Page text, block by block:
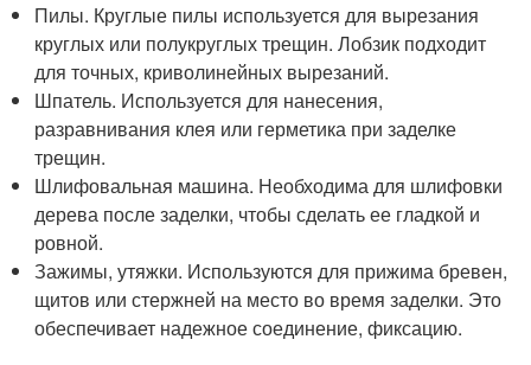
Пилы. Круглые пилы используется для вырезания
круглых или полукруглых трещин. Лобзик подходит
для точных, криволинейных вырезаний.
Шпатель. Используется для нанесения,
разравнивания клея или герметика при заделке
трещин.
Шлифовальная машина. Необходима для шлифовки
дерева после заделки, чтобы сделать ее гладкой и
ровной.
Зажимы, утяжки. Используются для прижима бревен,
щитов или стержней на место во время заделки. Это
обеспечивает надежное соединение, фиксацию.